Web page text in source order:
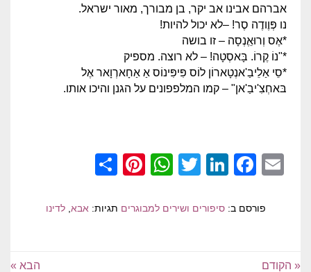
אברהם אבינו אב יקר, בן מבורך, מאור ישראל.
נו פְּוֶודֶה סֶר! –לא יכול להיות!
*אֶס וְרוּאֵֶנְסָה – זו בושה
*"נוֹ קֶרוֹ. בָּאסְטָה! – לא רוצה. מספיק
*סֵי אַלֵיבַ'אנְטָארוֹן לוֹס פִּיפִּינוֹס אַ אַחָארְוָאר אֶל
בּאחְצִ'יבַ'אן" – קמו המלפפונים על הגנן והיכו אותו.
Email
Facebook
LinkedIn
Twitter
WhatsApp
Pinterest
פורסם ב:סיפורים ושירים למבוגרים תגיות: אבא ,לדינו
« הקודם הבא »